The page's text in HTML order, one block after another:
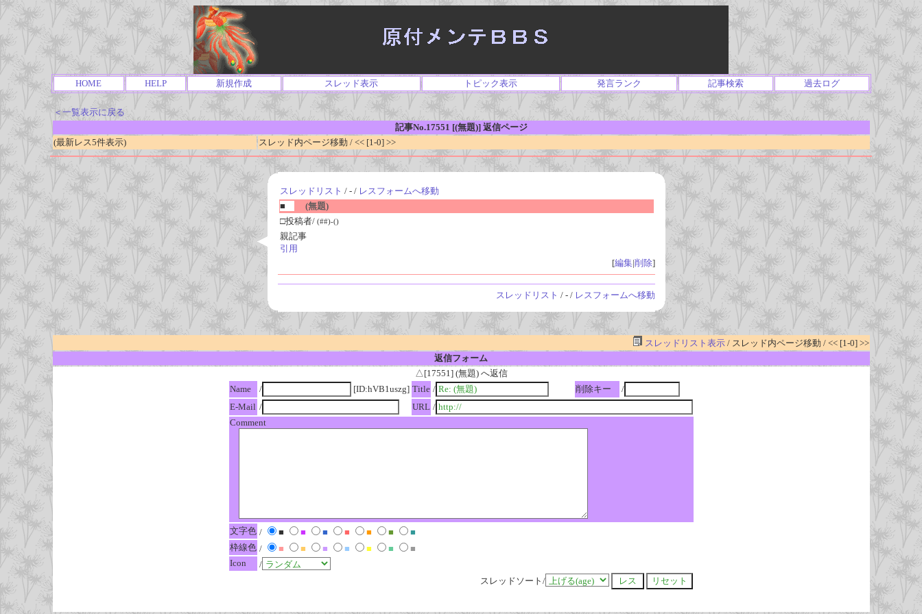
HOME HELP 新規作成 スレッド表示 トピック表示 発言ランク 記事検索 過去ログ
＜一覧表示に戻る
記事No.17551 [(無題)] 返信ページ
(最新レス5件表示)
スレッド内ページ移動 / << [1-0] >>
スレッドリスト / - / レスフォームへ移動
■
(無題)
□投稿者/ (##)-()
親記事
引用
[編集|削除]
スレッドリスト / - / レスフォームへ移動
スレッドリスト表示/ スレッド内ページ移動 / << [1-0] >>
返信フォーム
△[17551] (無題) へ返信
Name
/ [ID:hVB1uszg] Title / 削除キー
/
E-Mail / URL /
Comment
文字色 / ■ ■ ■ ■ ■ ■
■
枠線色 / ■ ■ ■ ■ ■ ■
■
Icon
/
スレッドソート/